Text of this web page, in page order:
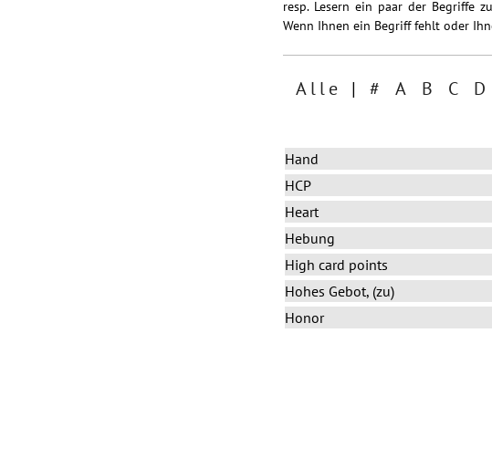
resp. Lesern ein paar der Begriffe
Wenn Ihnen ein Begriff fehlt oder
Alle | # A B C D
Hand
HCP
Heart
Hebung
High card points
Hohes Gebot, (zu)
Honor